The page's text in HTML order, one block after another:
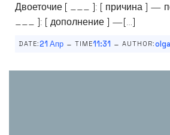
Двоеточие [ ___ ]: [ причина ] —
___ ]: [ дополнение ] —[…]
DATE:21 Апр - TIME11:31 - AUTHOR: